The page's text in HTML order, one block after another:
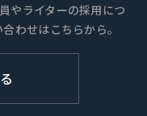
やライターの採用につ
わせはこちらから。